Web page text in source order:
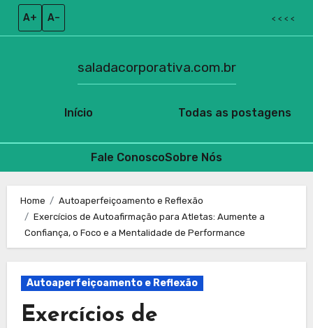
A+ A– < < < <
Início
saladacorporativa.com.br
Todas as postagens
Fale ConoscoSobre Nós
content
Home
Autoaperfeiçoamento e Reflexão
Exercícios de Autoafirmação para Atletas: Aumente a
Confiança, o Foco e a Mentalidade de Performance
Autoaperfeiçoamento e Reflexão
Exercícios de